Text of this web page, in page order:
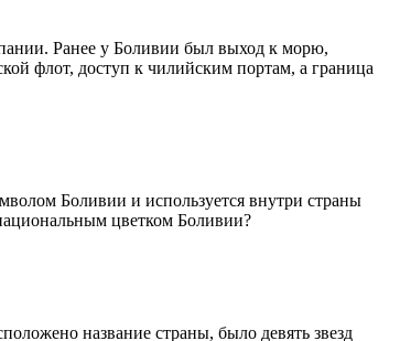
Ранее у Боливии был выход к морю,
флот, доступ к чилийским портам, а граница
Боливии и используется внутри страны
нальным цветком Боливии?
название страны, было девять звезд